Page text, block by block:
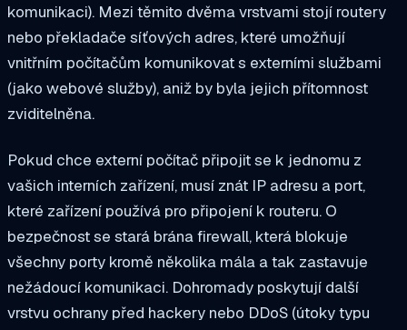
komunikaci). Mezi těmito dvěma vrstvami stojí routery
nebo překladače síťových adres, které umožňují
vnitřním počítačům komunikovat s externími službami
(jako webové služby), aniž by byla jejich přítomnost
zviditelněna.
Pokud chce externí počítač připojit se k jednomu z
vašich interních zařízení, musí znát IP adresu a port,
které zařízení používá pro připojení k routeru. O
bezpečnost se stará brána firewall, která blokuje
všechny porty kromě několika mála a tak zastavuje
nežádoucí komunikaci. Dohromady poskytují další
vrstvu ochrany před hackery nebo DDoS (útoky typu